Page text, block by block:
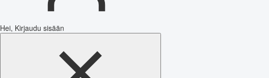
Hei, Kirjaudu sisään